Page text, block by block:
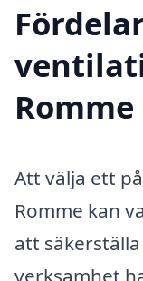
Romme
Att välja ett
Romme kan
att
verksamhet